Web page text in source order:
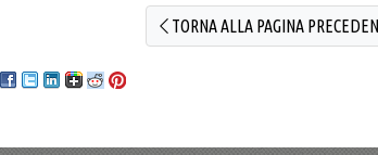
TORNA ALLA PAGINA